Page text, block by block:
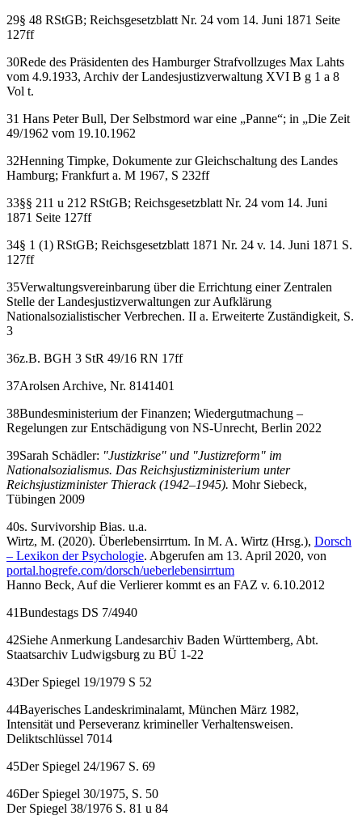
29§ 48 RStGB; Reichsgesetzblatt Nr. 24 vom 14. Juni 1871 Seite
127ff
30Rede des Präsidenten des Hamburger Strafvollzuges Max Lahts
vom 4.9.1933, Archiv der Landesjustizverwaltung XVI B g 1 a 8
Vol t.
31 Hans Peter Bull, Der Selbstmord war eine „Panne“; in „Die Zeit
49/1962 vom 19.10.1962
32Henning Timpke, Dokumente zur Gleichschaltung des Landes
Hamburg; Frankfurt a. M 1967, S 232ff
33§§ 211 u 212 RStGB; Reichsgesetzblatt Nr. 24 vom 14. Juni
1871 Seite 127ff
34§ 1 (1) RStGB; Reichsgesetzblatt 1871 Nr. 24 v. 14. Juni 1871 S.
127ff
35Verwaltungsvereinbarung über die Errichtung einer Zentralen
Stelle der Landesjustizverwaltungen zur Aufklärung
Nationalsozialistischer Verbrechen. II a. Erweiterte Zuständigkeit, S.
3
36z.B. BGH 3 StR 49/16 RN 17ff
37Arolsen Archive, Nr. 8141401
38Bundesministerium der Finanzen; Wiedergutmachung –
Regelungen zur Entschädigung von NS-Unrecht, Berlin 2022
39Sarah Schädler: "Justizkrise" und "Justizreform" im
Nationalsozialismus. Das Reichsjustizministerium unter
Reichsjustizminister Thierack (1942–1945). Mohr Siebeck,
Tübingen 2009
40s. Survivorship Bias. u.a.
Wirtz, M. (2020). Überlebensirrtum. In M. A. Wirtz (Hrsg.), Dorsch
– Lexikon der Psychologie. Abgerufen am 13. April 2020, von
portal.hogrefe.com/dorsch/ueberlebensirrtum
Hanno Beck, Auf die Verlierer kommt es an FAZ v. 6.10.2012
41Bundestags DS 7/4940
42Siehe Anmerkung Landesarchiv Baden Württemberg, Abt.
Staatsarchiv Ludwigsburg zu BÜ 1-22
43Der Spiegel 19/1979 S 52
44Bayerisches Landeskriminalamt, München März 1982,
Intensität und Perseveranz krimineller Verhaltensweisen.
Deliktschlüssel 7014
45Der Spiegel 24/1967 S. 69
46Der Spiegel 30/1975, S. 50
Der Spiegel 38/1976 S. 81 u 84